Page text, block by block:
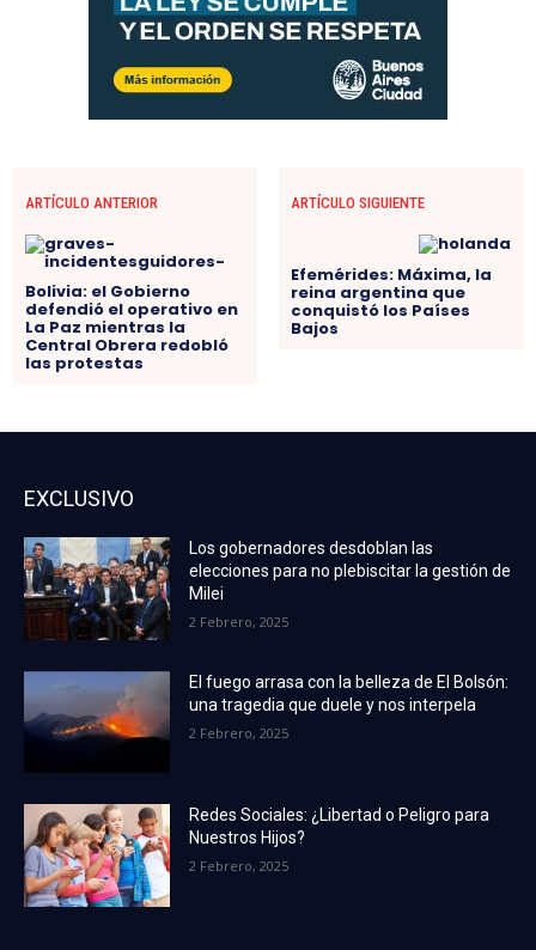
ARTÍCULO ANTERIOR
Bolivia: el Gobierno
defendió el operativo en
La Paz mientras la
Central Obrera redobló
las protestas
ARTÍCULO SIGUIENTE
Efemérides: Máxima, la
reina argentina que
conquistó los Países
Bajos
EXCLUSIVO
Los gobernadores desdoblan las
elecciones para no plebiscitar la gestión de
Milei
2 Febrero, 2025
El fuego arrasa con la belleza de El Bolsón:
una tragedia que duele y nos interpela
2 Febrero, 2025
Redes Sociales: ¿Libertad o Peligro para
Nuestros Hijos?
2 Febrero, 2025